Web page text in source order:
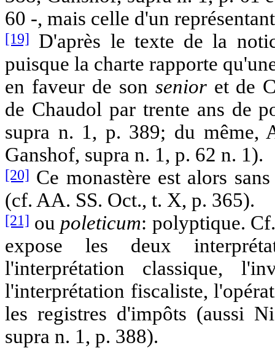
60 -, mais celle d'un
[19]
D'après le texte de la
puisque la charte rapporte
en faveur de son senior et de
de Chaudol par trente ans de
supra n. 1, p. 389; du même,
Ganshof, supra n. 1, p. 62 n. 1).
[20] Ce monastère est alors
(cf. AA. SS. Oct., t. X, p. 365).
[21] ou poleticum: polyptique.
expose les deux
l'interprétation classique,
l'interprétation fiscaliste,
les registres d'impôts (aussi
supra n. 1, p. 388).